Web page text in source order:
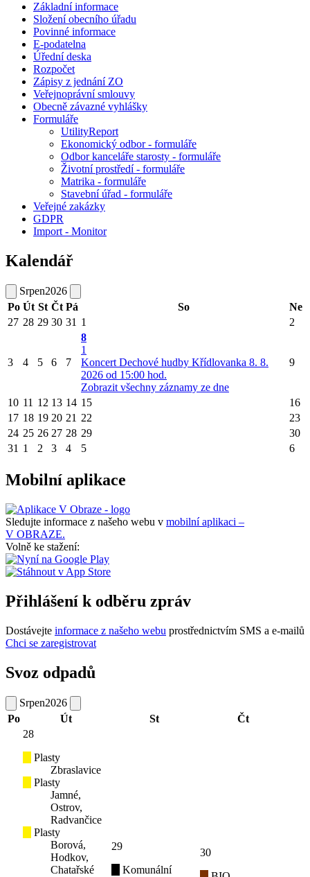
Základní informace
Složení obecního úřadu
Povinné informace
E-podatelna
Úřední deska
Rozpočet
Zápisy z jednání ZO
Veřejnoprávní smlouvy
Obecně závazné vyhlášky
Formuláře
UtilityReport
Ekonomický odbor - formuláře
Odbor kanceláře starosty - formuláře
Životní prostředí - formuláře
Matrika - formuláře
Stavební úřad - formuláře
Veřejné zakázky
GDPR
Import - Monitor
Kalendář
Srpen2026
Po Út St Čt Pá So
Ne
27 28 29 30 31 1 2
3 4 5 6 7
8
1
Koncert Dechové hudby Křídlovanka 8. 8.
2026 od 15:00 hod.
Zobrazit všechny záznamy ze dne
9
10 11 12 13 14 15
16
17 18 19 20 21 22
23
24 25 26 27 28 29
30
31 1 2 3 4 5 6
Mobilní aplikace
Sledujte informace z našeho webu v mobilní aplikaci –
V OBRAZE.
Volně ke stažení:
Přihlášení k odběru zpráv
Dostávejte informace z našeho webu prostřednictvím SMS a e-mailů
Chci se zaregistrovat
Svoz odpadů
Srpen2026
Po
Út St
Čt
28
Plasty
Zbraslavice
Plasty
Jamné,
Ostrov,
Radvančice
Plasty
Borová,
Hodkov,
Chatařské
29
Komunální
30